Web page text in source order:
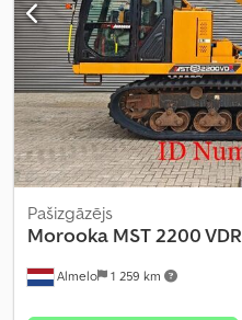
Almelo 1 259 km
Pašizgāzējs
Morooka MST 2200 VDR